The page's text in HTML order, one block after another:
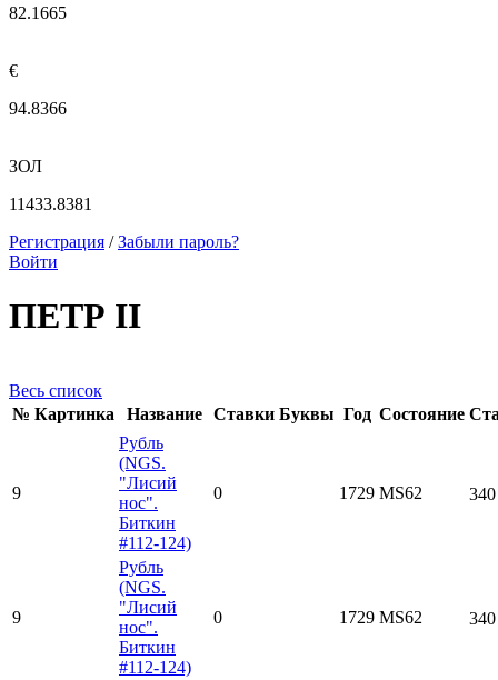
82.1665
€
94.8366
ЗОЛ
11433.8381
Регистрация / Забыли пароль?
Войти
ПЕТР II
Весь список
№ Картинка Название Ставки Буквы Год Состояние
9
Рубль
(NGS.
"Лисий
нос".
Биткин
#112-124)
0 1729 MS62
9
Рубль
(NGS.
"Лисий
нос".
Биткин
#112-124)
0 1729 MS62